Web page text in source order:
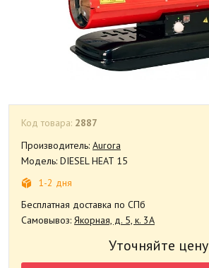
Код товара: 2887
Производитель: Aurora
Модель: DIESEL HEAT 15
1-2 дня
Бесплатная доставка по СПб
Самовывоз: Якорная, д. 5, к. 3А
Уточняйте цену